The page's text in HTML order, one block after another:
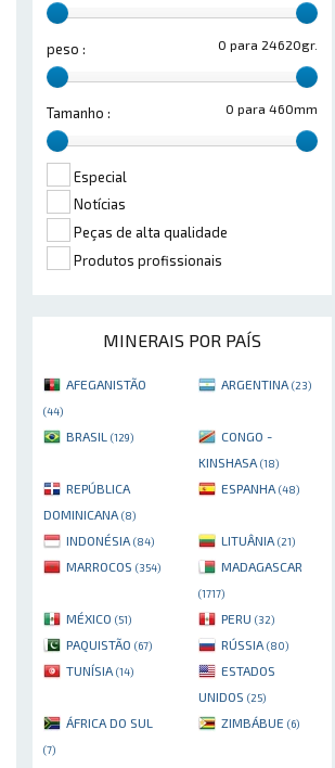
0 para 24620gr.
peso :
0 para 460mm
Tamanho :
Especial
Notícias
Peças de alta qualidade
Produtos profissionais
MINERAIS POR PAÍS
AFEGANISTÃO
(44)
ARGENTINA (23)
BRASIL (129)
CONGO -
KINSHASA (18)
REPÚBLICA
DOMINICANA (8)
ESPANHA (48)
INDONÉSIA (84) LITUÂNIA (21)
MARROCOS (354) MADAGASCAR
(1717)
MÉXICO (51) PERU (32)
PAQUISTÃO (67) RÚSSIA (80)
TUNÍSIA (14)
ESTADOS
UNIDOS (25)
ÁFRICA DO SUL
(7)
ZIMBÁBUE (6)